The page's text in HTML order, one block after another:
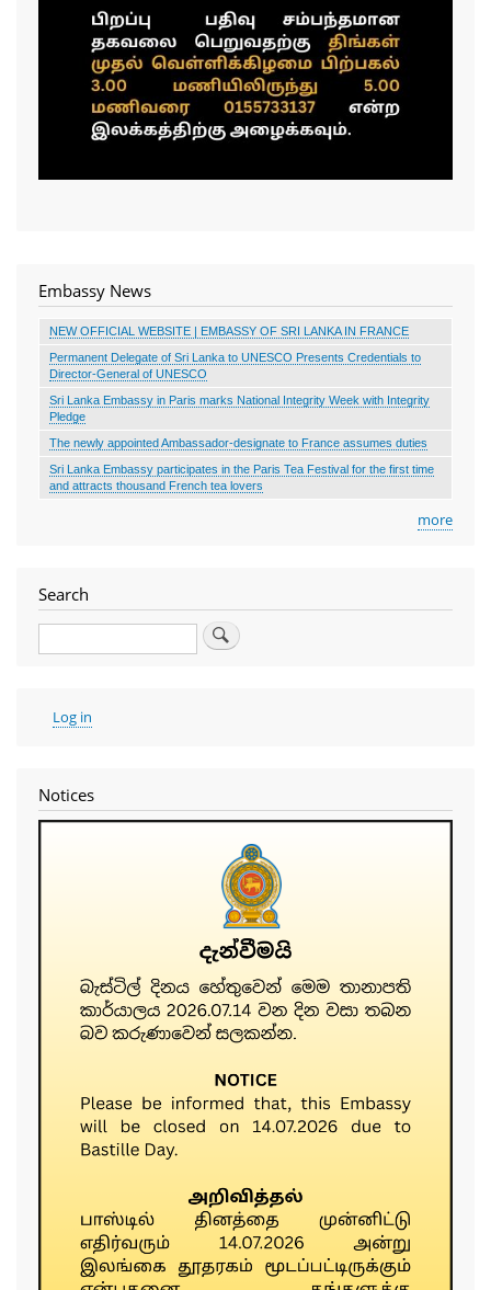
Embassy News
NEW OFFICIAL WEBSITE | EMBASSY OF SRI LANKA IN FRANCE
Permanent Delegate of Sri Lanka to UNESCO Presents Credentials to
Director-General of UNESCO
Sri Lanka Embassy in Paris marks National Integrity Week with Integrity
Pledge
The newly appointed Ambassador-designate to France assumes duties
Sri Lanka Embassy participates in the Paris Tea Festival for the first time
and attracts thousand French tea lovers
more
Search
User
account
Log in
Notices